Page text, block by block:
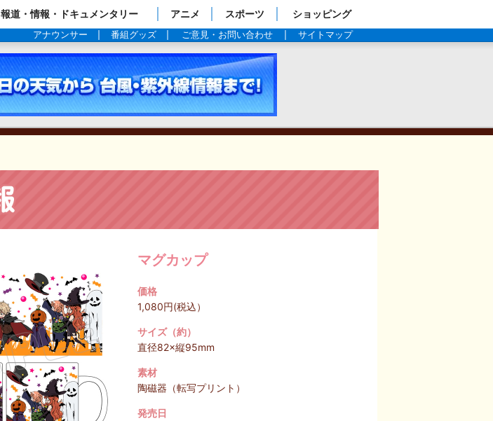
報道・情報・ドキュメンタリー アニメ スポーツ ショッピング
アナウンサー 番組グッズ ご意見・お問い合わせ サイトマップ
マグカップ
価格
1,080円(税込）
サイズ（約）
直径82×縦95mm
素材
陶磁器（転写プリント）
発売日